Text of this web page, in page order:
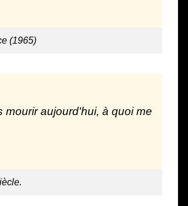
(1965)
mourir aujourd'hui, à quoi me